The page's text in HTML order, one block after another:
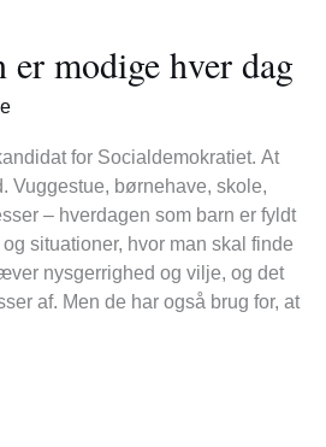
modige hver dag
for Socialdemokratiet. At
børnehave, skole,
– hverdagen som barn er fyldt
situationer, hvor man skal finde
nysgerrighed og vilje, og det
af. Men de har også brug for, at